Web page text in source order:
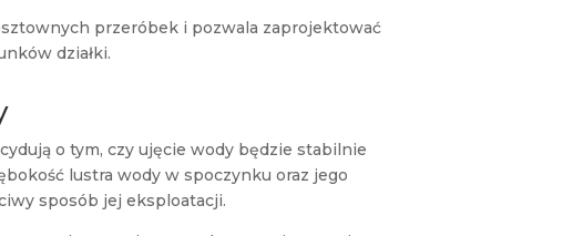
przeróbek i pozwala zaprojektować
działki.
o tym, czy ujęcie wody będzie stabilnie
lustra wody w spoczynku oraz jego
sposób jej eksploatacji.